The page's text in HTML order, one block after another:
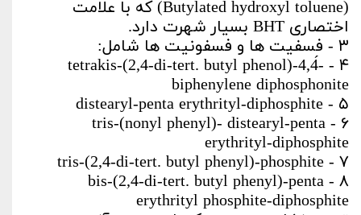
(Butylated hydroxyl toluene) که با علامت
اختصاری BHT بسیار شهرت دارد.
۳ - فسفیت­ ها و فسفونیت­ ها شامل:
۴ - tetrakis-(2,4-di-tert. butyl phenol)-4,4́-
biphenylene diphosphonite
۵ - distearyl-penta erythrityl-diphosphite
۶ - tris-(nonyl phenyl)- distearyl-penta
erythrityl-diphosphite
۷ - tris-(2,4-di-tert. butyl phenyl)-phosphite
۸ - bis-(2,4-di-tert. butyl phenyl)-penta
erythrityl phosphite-diphosphite